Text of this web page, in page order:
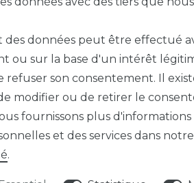
des données peut être effectué
ou sur la base d'un intérêt
refuser son consentement. Il
modifier ou de retirer le
fournissons plus
et des services dans notre
.